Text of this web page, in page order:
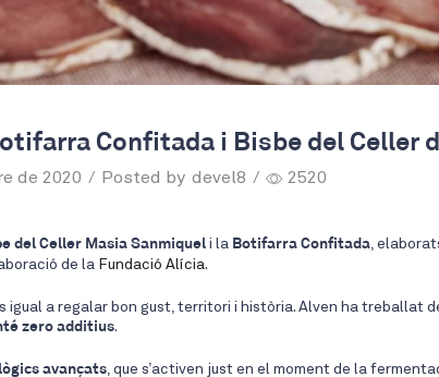
Confitada i Bisbe del Celler
de 2020 / Posted by devel8 / 2520
del Celler Masia Sanmiquel i la Botifarra Confitada,
de la Fundació Alícia.
a regalar bon gust, territori i història. Alven ha treballat
zero additius.
avançats, que s’activen just en el moment de la